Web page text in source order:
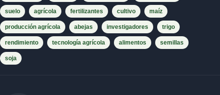
suelo agrícola fertilizantes cultivo maíz
producción agrícola abejas investigadores trigo
rendimiento tecnología agrícola alimentos semillas
soja